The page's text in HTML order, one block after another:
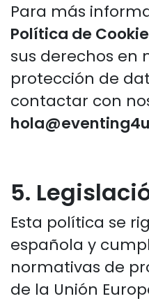
Para más
Política de
sus derechos en
protección de
contactar con
5.
Esta política se
española y
normativas de
de la Unión